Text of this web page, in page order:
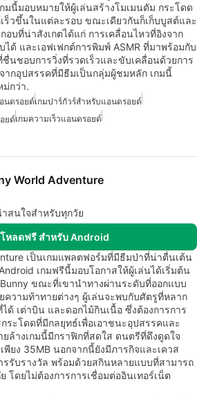
มนี้มอบหมายให้ผู้เล่นสร้างโมเมนตัม กระโดด
ร็วขึ้นในแต่ละรอบ ขณะเดียวกันก็เก็บบูสต์และ
บที่น่าสังเกตได้แก่ การเคลื่อนไหวที่อิงจาก
ด้ และเอฟเฟกต์การพิมพ์ ASMR ที่มาพร้อมกับ
ชื่นชอบการวิ่งที่รวดเร็วและขับเคลื่อนด้วยการ
ากอุปสรรคที่มีธีมเป็นกลุ่มผู้ชมหลัก เกมนี้
ม่กว่า.
นดรอยด์เกมปาร์กัวร์สำหรับแอนดรอยด์
ยด์เกมความเร็วแอนดรอยด์
World Adventure
สนใจสำหรับทุกวัย
หลดฟรี สำหรับ Android
เป็นเกมแพลตฟอร์มที่มีธีมป่าที่น่าตื่นเต้น
เกมฟรีนี้มอบโอกาสให้ผู้เล่นได้เริ่มต้น
ขณะที่เขานำทางผ่านระดับที่ออกแบบ
ความท้าทายต่างๆ ผู้เล่นจะพบกับศัตรูที่หลาก
ด้ เต่าบิน และดอกไม้กินเนื้อ ซึ่งต้องการการ
ระโดดที่มีกลยุทธ์เพื่อเอาชนะอุปสรรคและ
ล้างเกมนี้มีกราฟิกที่สดใส ดนตรีที่ดึงดูดใจ
ยง 35MB นอกจากนี้ยังมีภารกิจและเควส
รับรางวัล พร้อมด้วยสกินหลายแบบที่สามารถ
ดยไม่ต้องการการเชื่อมต่ออินเทอร์เน็ต